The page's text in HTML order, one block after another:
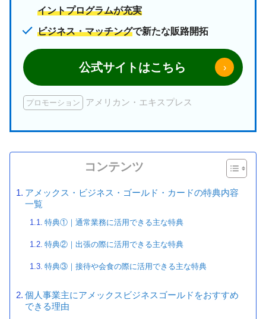
イントプログラムが充実
ビジネス・マッチングで新たな販路開拓
公式サイトはこちら ›
プロモーション アメリカン・エキスプレス
コンテンツ
アメックス・ビジネス・ゴールド・カードの特典内容
一覧
特典①｜通常業務に活用できる主な特典
特典②｜出張の際に活用できる主な特典
特典③｜接待や会食の際に活用できる主な特典
個人事業主にアメックスビジネスゴールドをおすすめ
できる理由